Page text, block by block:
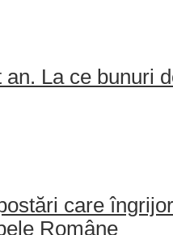
La ce bunuri
care
Române